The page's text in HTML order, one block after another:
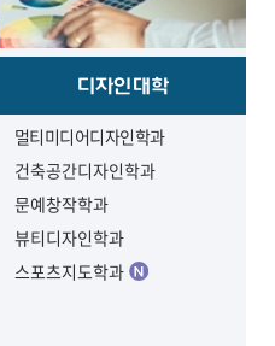
디자인대학
멀티미디어디자인학과
건축공간디자인학과
문예창작학과
뷰티디자인학과
스포츠지도학과